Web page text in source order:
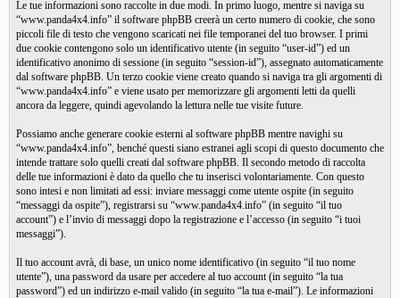
Le tue informazioni sono raccolte in due modi. In primo luogo, mentre si naviga su
“www.panda4x4.info” il software phpBB creerà un certo numero di cookie, che sono
piccoli file di testo che vengono scaricati nei file temporanei del tuo browser. I primi
due cookie contengono solo un identificativo utente (in seguito “user-id”) ed un
identificativo anonimo di sessione (in seguito “session-id”), assegnato automaticamente
dal software phpBB. Un terzo cookie viene creato quando si naviga tra gli argomenti di
“www.panda4x4.info” e viene usato per memorizzare gli argomenti letti da quelli
ancora da leggere, quindi agevolando la lettura nelle tue visite future.
Possiamo anche generare cookie esterni al software phpBB mentre navighi su
“www.panda4x4.info”, benché questi siano estranei agli scopi di questo documento che
intende trattare solo quelli creati dal software phpBB. Il secondo metodo di raccolta
delle tue informazioni è dato da quello che tu inserisci volontariamente. Con questo
sono intesi e non limitati ad essi: inviare messaggi come utente ospite (in seguito
“messaggi da ospite”), registrarsi su “www.panda4x4.info” (in seguito “il tuo
account”) e l’invio di messaggi dopo la registrazione e l’accesso (in seguito “i tuoi
messaggi”).
Il tuo account avrà, di base, un unico nome identificativo (in seguito “il tuo nome
utente”), una password da usare per accedere al tuo account (in seguito “la tua
password”) ed un indirizzo e-mail valido (in seguito “la tua e-mail”). Le informazioni